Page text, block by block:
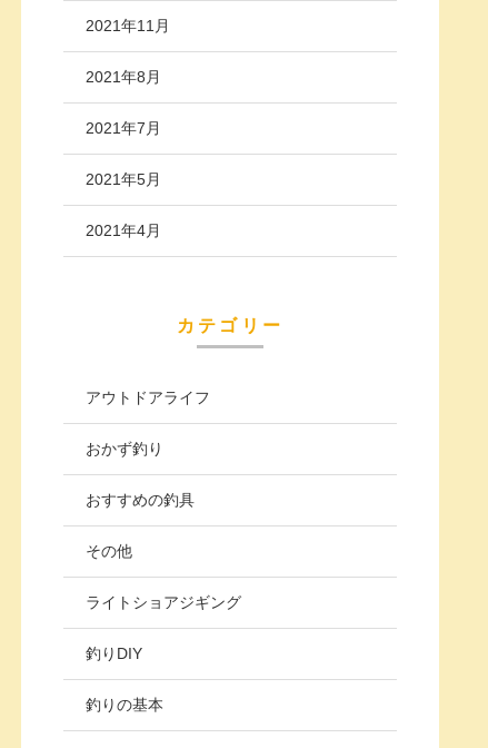
2021年11月
2021年8月
2021年7月
2021年5月
2021年4月
カテゴリー
アウトドアライフ
おかず釣り
おすすめの釣具
その他
ライトショアジギング
釣りDIY
釣りの基本